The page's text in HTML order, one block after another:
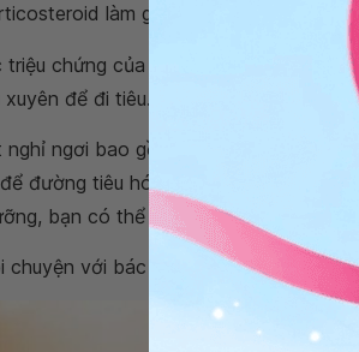
làm giảm hoạt động của hệ
triệu chứng của bạn tiến triển, bác sĩ
để đi tiêu. Tuy nhiên, không
nghỉ ngơi bao gồm một chế độ ăn
đường tiêu hóa lành lại sau khi bị
bạn có thể cần tiêm tĩnh mạch.
chuyện với bác sĩ trước khi chuyển